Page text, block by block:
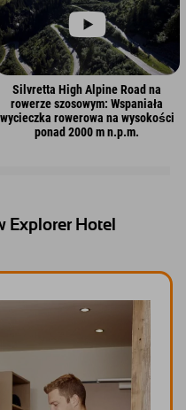
Silvretta High Alpine Road na
rowerze szosowym: Wspaniała
wycieczka rowerowa na wysokości
ponad 2000 m n.p.m.
Explorer Hotel